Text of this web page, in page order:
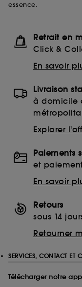
essence.
Retrait en
Click &
En savoir
Livraison
à domicile
Explorer
Paiements
et
En savoir
Retours
sous 14
Retourner
SERVICES, CONTACT ET
Télécharger notre